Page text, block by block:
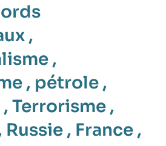
,
,
, pétrole ,
, Terrorisme ,
Russie , France ,